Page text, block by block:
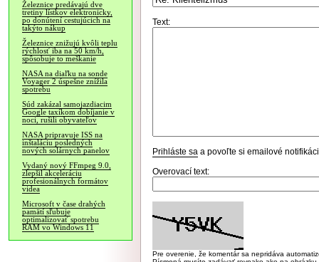
Železnice predávajú dve
tretiny lístkov elektronicky,
po donútení cestujúcich na
takýto nákup
Železnice znižujú kvôli teplu
rýchlosť iba na 50 km/h,
spôsobuje to meškanie
NASA na diaľku na sonde
Voyager 2 úspešne znížila
spotrebu
Súd zakázal samojazdiacim
Google taxíkom dobíjanie v
noci, rušili obyvateľov
NASA pripravuje ISS na
inštaláciu posledných
nových solárnych panelov
Vydaný nový FFmpeg 9.0,
zlepšil akceleráciu
profesionálnych formátov
videa
Microsoft v čase drahých
pamätí sľubuje
optimalizovať spotrebu
RAM vo Windows 11
Text:
Prihláste sa a povoľte si emailové
Overovací text:
Pre overenie, že komentár sa nepridáva